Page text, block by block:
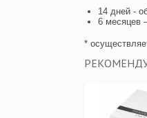
14 дней -
6 месяцев
*